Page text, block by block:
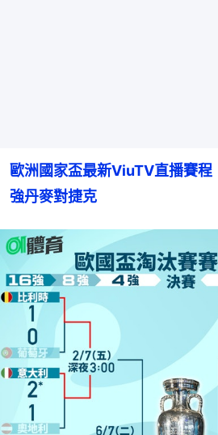
歐洲國家盃最新ViuTV直播賽程
強丹麥對捷克